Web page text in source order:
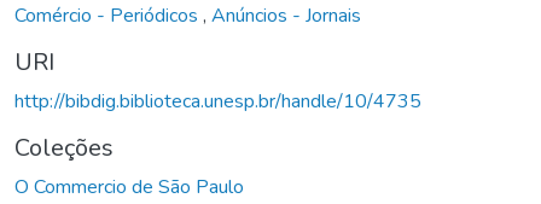
Comércio - Periódicos , Anúncios - Jornais
URI
http://bibdig.biblioteca.unesp.br/handle/10/4735
Coleções
O Commercio de São Paulo